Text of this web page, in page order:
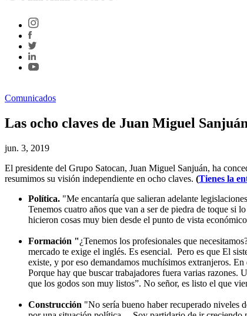
Comunicados
Las ocho claves de Juan Miguel
jun. 3, 2019
El presidente del Grupo Satocan, Juan Miguel Sanjuán, ha
resumimos su visión independiente en ocho claves. (Tienes la
Política. "Me encantaría que salieran adelante
Tenemos cuatro años que van a ser de piedra de toque si
hicieron cosas muy bien desde el punto de vista
Formación "¿Tenemos los profesionales que
mercado te exige el inglés. Es esencial. Pero es que El
existe, y por eso demandamos muchísimos extranjeros.
Porque hay que buscar trabajadores fuera varias razones.
que los godos son muy listos”. No señor, es listo el que
Construcción "No sería bueno haber recuperado niveles